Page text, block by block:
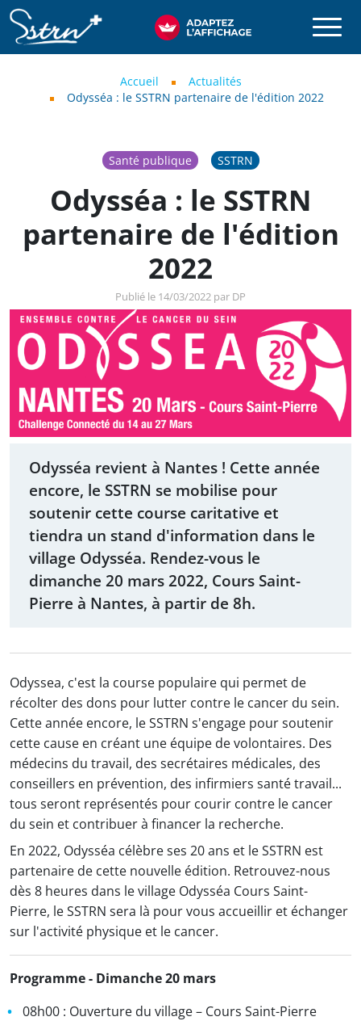
Aller au contenu principal
SSTRN
Accueil
Actualités
Odysséa : le SSTRN partenaire de l'édition 2022
Santé publique SSTRN
Odysséa : le SSTRN
partenaire de l'édition
2022
Publié le 14/03/2022 par DP
Odysséa revient à Nantes ! Cette année
encore, le SSTRN se mobilise pour
soutenir cette course caritative et
tiendra un stand d'information dans le
village Odysséa. Rendez-vous le
dimanche 20 mars 2022, Cours Saint-
Pierre à Nantes, à partir de 8h.
Odyssea, c'est la course populaire qui permet de
récolter des dons pour lutter contre le cancer du sein.
Cette année encore, le SSTRN s'engage pour soutenir
cette cause en créant une équipe de volontaires. Des
médecins du travail, des secrétaires médicales, des
conseillers en prévention, des infirmiers santé travail...
tous seront représentés pour courir contre le cancer
du sein et contribuer à financer la recherche.
En 2022, Odysséa célèbre ses 20 ans et le SSTRN est
partenaire de cette nouvelle édition. Retrouvez-nous
dès 8 heures dans le village Odysséa Cours Saint-
Pierre, le SSTRN sera là pour vous accueillir et échanger
sur l'activité physique et le cancer.
Programme - Dimanche 20 mars
08h00 : Ouverture du village – Cours Saint-Pierre